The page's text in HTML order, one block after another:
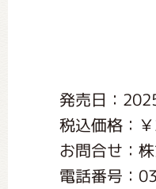
発売日：
税込価格：
お問合せ：
電話番号：
くまのが